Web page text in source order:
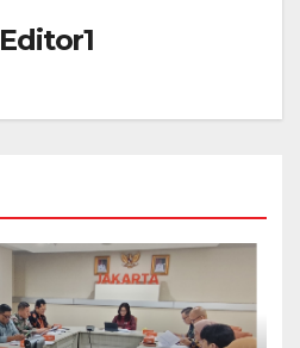
Editor1